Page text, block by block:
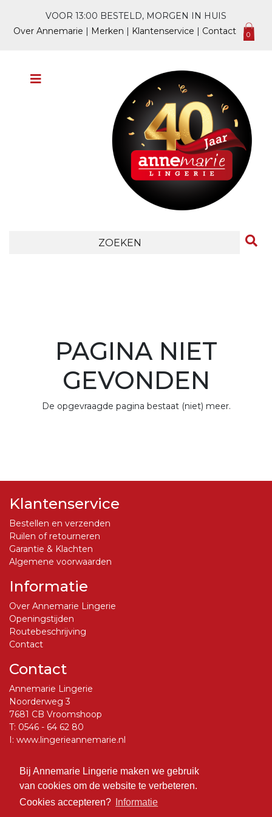
Bij Annemarie Lingerie maken we gebruik
van cookies om de website te verbeteren.
Cookies accepteren?
Informatie
VOOR 13:00 BESTELD, MORGEN IN HUIS
Over Annemarie | Merken | Klantenservice | Contact 0
PAGINA NIET
GEVONDEN
De opgevraagde pagina bestaat (niet) meer.
Klantenservice
Bestellen en verzenden
Ruilen of retourneren
Garantie & Klachten
Algemene voorwaarden
Informatie
Over Annemarie Lingerie
Openingstijden
Routebeschrijving
Contact
Contact
Annemarie Lingerie
Noorderweg 3
7681 CB Vroomshoop
T: 0546 - 64 62 80
I: www.lingerieannemarie.nl
Social Media
Volg ons op Facebook